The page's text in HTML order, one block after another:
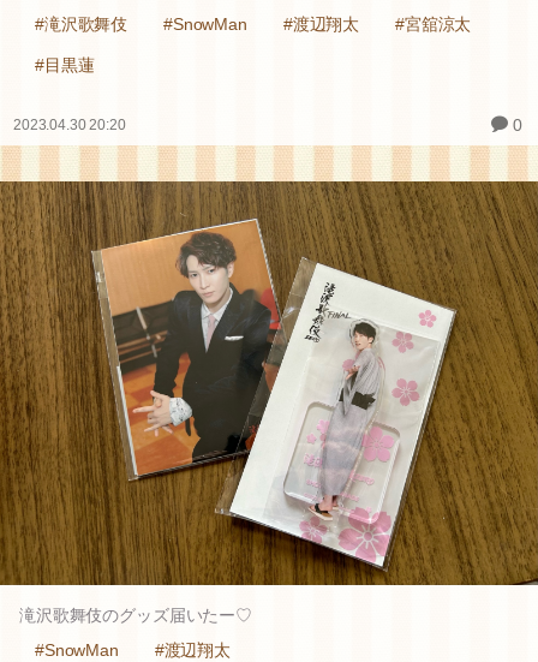
#滝沢歌舞伎
#SnowMan #渡辺翔太 #宮舘涼太
#目黒蓮
2023.04.30 20:20 0
滝沢歌舞伎のグッズ届いたー♡
#SnowMan
#渡辺翔太